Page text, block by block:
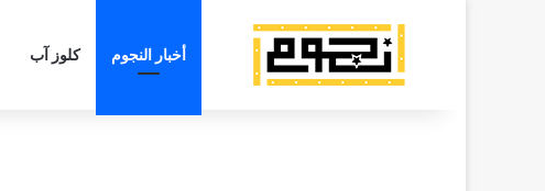
أخبار النجوم كلوز آب